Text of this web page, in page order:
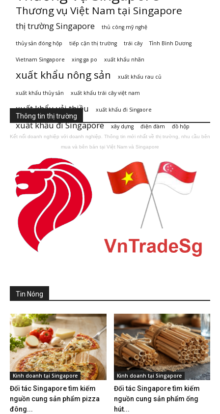
Thương vụ Việt Nam tại Singapore
thị trường Singapore thủ công mỹ nghệ
thủy sản đóng hộp tiếp cận thị trường trái cây Tỉnh Bình Dương
Vietnam Singapore xing ga po xuất khẩu nhãn
xuất khẩu nông sản xuất khẩu rau củ
xuất khẩu thủy sản xuất khẩu trái cây việt nam
xuất khẩu vải thiều xuất khẩu đi Singaore
xuất khẩu đi Singapore xây dựng điện đàm đồ hộp
Thông tin thị trường
Kết nối doanh nghiệp với doanh nghiệp. Thông tin mới nhất về thị trường, nhu cầu bên
mua và bên bán tại Việt Nam và Singapore
Tin Nóng
Kinh doanh tại Singapore
Đối tác Singapore tìm kiếm
nguồn cung sản phẩm pizza
đông...
Kinh doanh tại Singapore
Đối tác Singapore tìm kiếm
nguồn cung sản phẩm ống
hút...